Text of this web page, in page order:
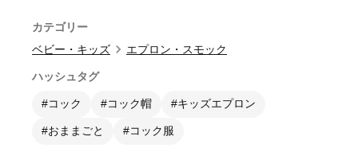
カテゴリー
ベビー・キッズ
エプロン・スモック
ハッシュタグ
#コック #コック帽 #キッズエプロン
#おままごと #コック服